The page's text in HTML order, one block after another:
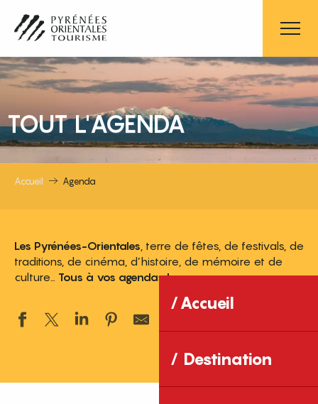
contenu
principal
Accueil
Destination
TOUT L'AGENDA
Accueil Agenda
Les Pyrénées-Orientales , terre de fêtes, de festivals, de
traditions, de cinéma, d’histoire, de mémoire et de
culture… Tous à vos agendas !